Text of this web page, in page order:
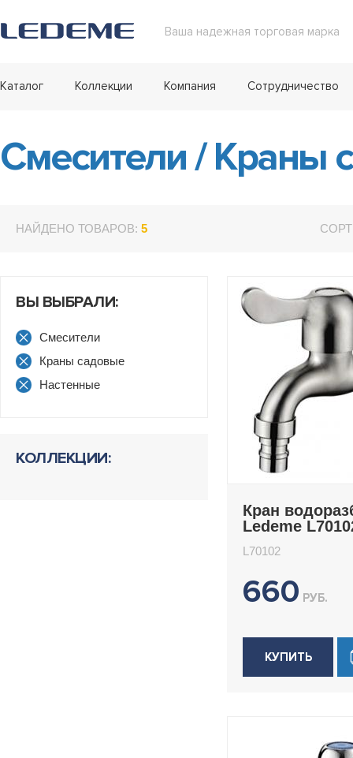
Ваша надежная торговая марка
Каталог Коллекции Компания Сотрудничество
Смесители/Краны
НАЙДЕНО ТОВАРОВ: 5
ВЫ ВЫБРАЛИ:
Смесители
Краны садовые
Настенные
КОЛЛЕКЦИИ:
Кран
Ledeme
L70102
660 РУБ.
КУПИТЬ